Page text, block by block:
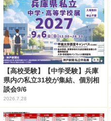
【高校受験】【中学受験】兵庫
県内の私立31校が集結、個別相
談会9/6
2026.7.28